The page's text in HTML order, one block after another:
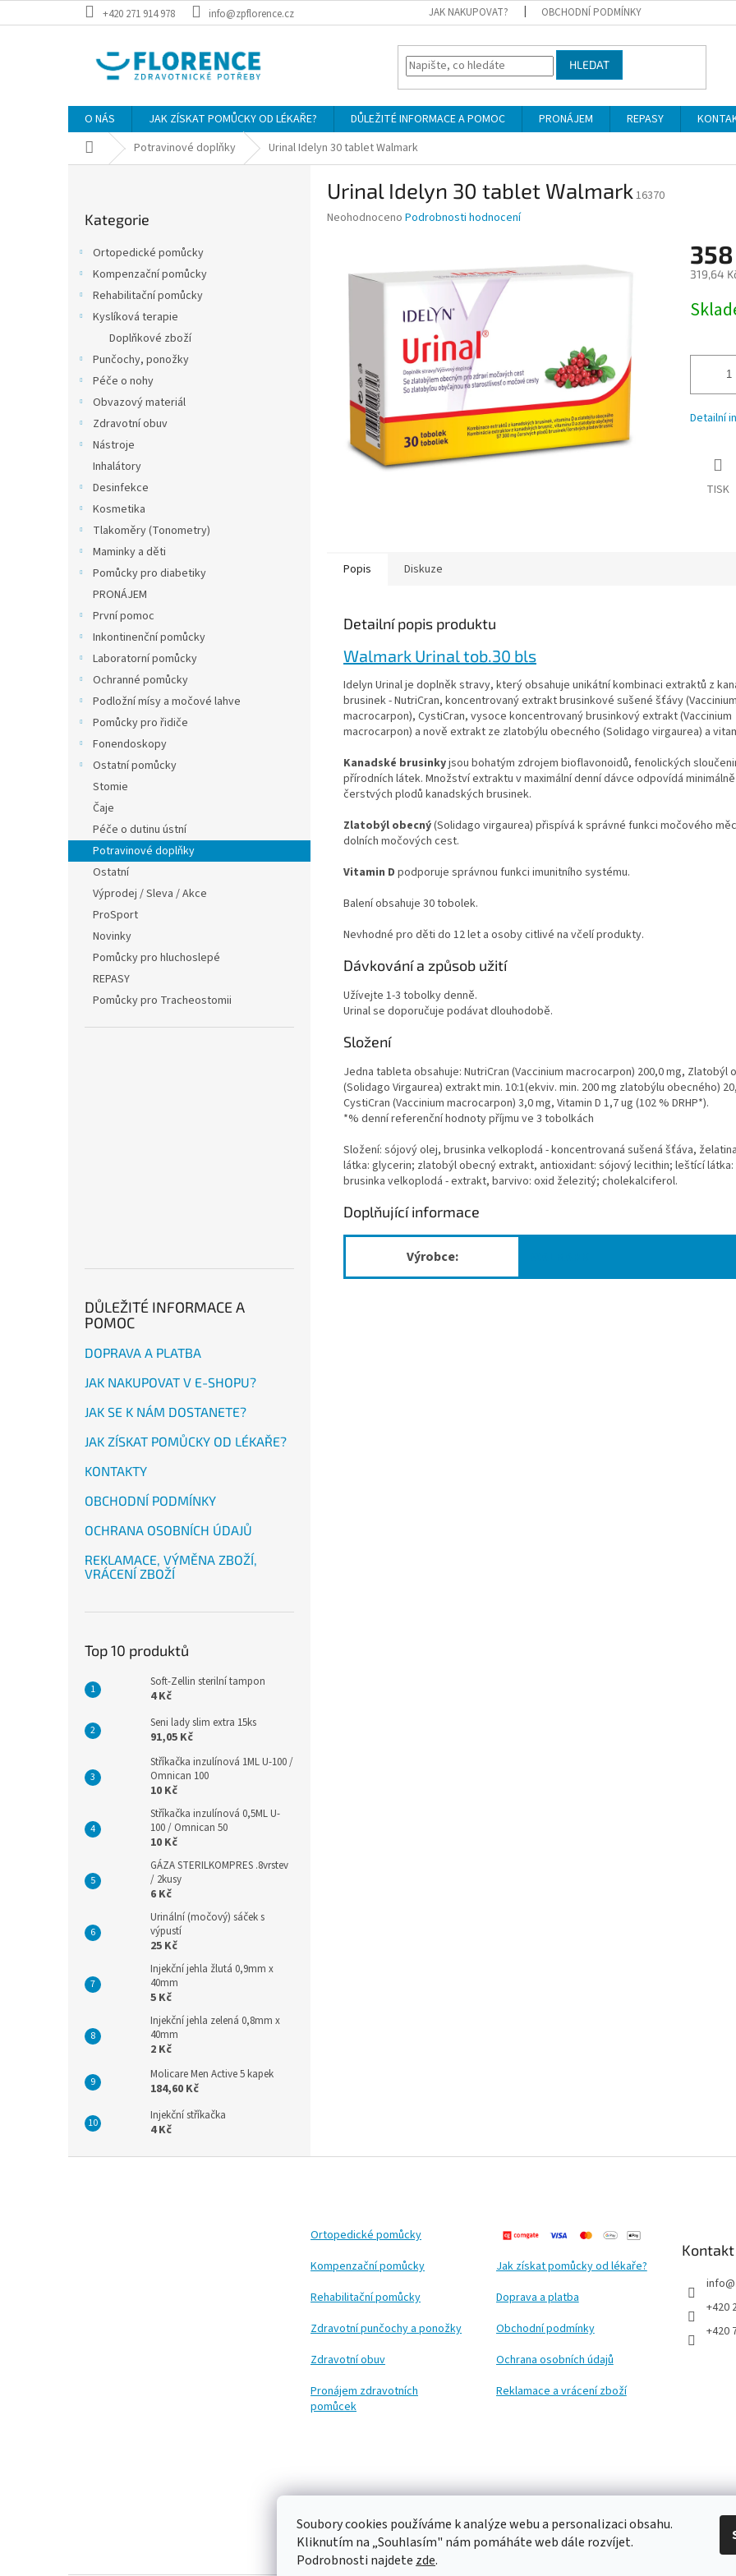
Soubory cookies používáme k analýze webu a personalizaci obsahu.
Kliknutím na „Souhlasím" nám pomáháte web dále rozvíjet.
Podrobnosti najdete zde.
na
+420 271 914 978 info@zpflorence.cz JAK NAKUPOVAT? OBCHODNÍ PODMÍNKY
HLEDAT
O NÁS JAK ZÍSKAT POMŮCKY OD LÉKAŘE? DŮLEŽITÉ INFORMACE A POMOC PRONÁJEM REPASY
Domů Potravinové doplňky Urinal Idelyn 30 tablet Walmark
kategorie
Kategorie
Ortopedické pomůcky
Kompenzační pomůcky
Rehabilitační pomůcky
Kyslíková terapie
Doplňkové zboží
Punčochy, ponožky
Péče o nohy
Obvazový materiál
Zdravotní obuv
Nástroje
Inhalátory
Desinfekce
Kosmetika
Tlakoměry (Tonometry)
Maminky a děti
Pomůcky pro diabetiky
PRONÁJEM
První pomoc
Inkontinenční pomůcky
Laboratorní pomůcky
Ochranné pomůcky
Podložní mísy a močové lahve
Pomůcky pro řidiče
Fonendoskopy
Ostatní pomůcky
Stomie
Čaje
Péče o dutinu ústní
Potravinové doplňky
Ostatní
Výprodej / Sleva / Akce
ProSport
Novinky
Pomůcky pro hluchoslepé
REPASY
Pomůcky pro Tracheostomii
DŮLEŽITÉ INFORMACE A
POMOC
DOPRAVA A PLATBA
JAK NAKUPOVAT V E-SHOPU?
JAK SE K NÁM DOSTANETE?
JAK ZÍSKAT POMŮCKY OD LÉKAŘE?
KONTAKTY
OBCHODNÍ PODMÍNKY
OCHRANA OSOBNÍCH ÚDAJŮ
REKLAMACE, VÝMĚNA ZBOŽÍ,
VRÁCENÍ ZBOŽÍ
Top 10 produktů
Soft-Zellin sterilní tampon
4 Kč
Seni lady slim extra 15ks
91,05 Kč
Stříkačka inzulínová 1ML U-100 /
Omnican 100
10 Kč
Stříkačka inzulínová 0,5ML U-
100 / Omnican 50
10 Kč
GÁZA STERILKOMPRES .8vrstev
/ 2kusy
6 Kč
Urinální (močový) sáček s
výpustí
25 Kč
Injekční jehla žlutá 0,9mm x
40mm
5 Kč
Injekční jehla zelená 0,8mm x
40mm
2 Kč
Molicare Men Active 5 kapek
184,60 Kč
Injekční stříkačka
4 Kč
Urinal Idelyn 30 tablet Walmark 16370
Průměrné
Neohodnoceno Podrobnosti hodnocení
319,64
cena:
Detailní
TISK
Popis Diskuze
Detailní popis produktu
Walmark Urinal tob.30 bls
Idelyn Urinal je doplněk stravy, který obsahuje unikátní kombinaci extraktů z
brusinek - NutriCran, koncentrovaný extrakt brusinkové sušené šťávy (Vaccinium
macrocarpon), CystiCran, vysoce koncentrovaný brusinkový extrakt (Vaccinium
macrocarpon) a nově extrakt ze zlatobýlu obecného (Solidago virgaurea) a
Kanadské brusinkyjsou bohatým zdrojem bioflavonoidů, fenolických
přírodních látek. Množství extraktu v maximální denní dávce odpovídá minimálně
čerstvých plodů kanadských brusinek.
Zlatobýl obecný(Solidago virgaurea) přispívá k správné funkci močového
dolních močových cest.
Vitamin D podporuje správnou funkci imunitního systému.
Balení obsahuje 30 tobolek.
Nevhodné pro děti do 12 let a osoby citlivé na včelí produkty.
Dávkování a způsob užití
Užívejte 1-3 tobolky denně.
Urinal se doporučuje podávat dlouhodobě.
Složení
Jedna tableta obsahuje: NutriCran (Vaccinium macrocarpon) 200,0 mg, Zlatobýl
(Solidago Virgaurea) extrakt min. 10:1(ekviv. min. 200 mg zlatobýlu obecného)
CystiCran (Vaccinium macrocarpon) 3,0 mg, Vitamin D 1,7 ug (102 % DRHP*).
*% denní referenční hodnoty příjmu ve 3 tobolkách
Složení: sójový olej, brusinka velkoplodá - koncentrovaná sušená šťáva,
látka: glycerin; zlatobýl obecný extrakt, antioxidant: sójový lecithin; leštící
brusinka velkoplodá - extrakt, barvivo: oxid železitý; cholekalciferol.
Doplňující informace
Výrobce:
Ortopedické pomůcky
Kompenzační pomůcky
Rehabilitační pomůcky
Zdravotní punčochy a ponožky
Zdravotní obuv
Pronájem zdravotních
pomůcek
Jak získat pomůcky od lékaře?
Doprava a platba
Obchodní podmínky
Ochrana osobních údajů
Reklamace a vrácení zboží
Kontakt
info@
+420
+420